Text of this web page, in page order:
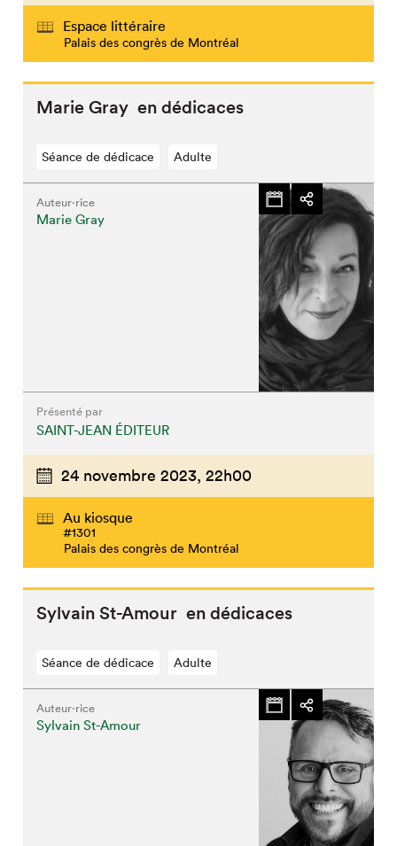
Espace littéraire
Palais des congrès de Montréal
Marie Gray en dédicaces
Séance de dédicace Adulte
Auteur·rice
Marie Gray
Présenté par
SAINT-JEAN ÉDITEUR
24 novembre 2023, 22h00
Au kiosque
#1301
Palais des congrès de Montréal
Sylvain St-Amour en dédicaces
Séance de dédicace Adulte
Auteur·rice
Sylvain St-Amour